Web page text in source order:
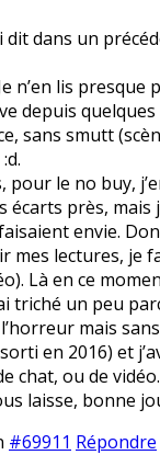
dit dans un
n’en lis
depuis
sans smutt
le no buy,
écarts près,
envie.
lectures, je
Là en ce
triché un peu
mais
en 2016) et
chat, ou de
laisse, bonne
#69911 Répondre